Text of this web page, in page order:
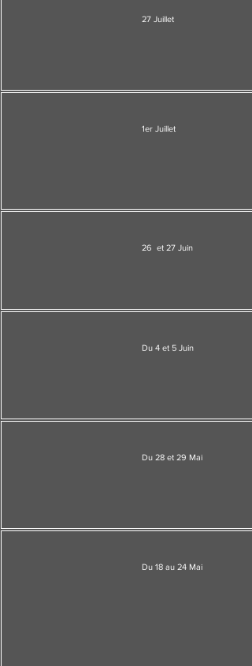
27 Juillet
1er Juillet
26 et 27 Juin
Du 4 et 5 Juin
Du 28 et 29 Mai
Du 18 au 24 Mai